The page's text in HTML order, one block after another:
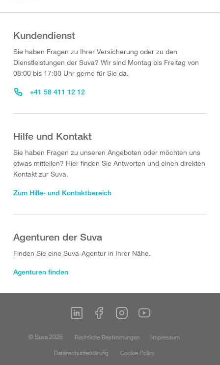
Kundendienst
Sie haben Fragen zu Ihrer Versicherung oder zu den
Dienstleistungen der Suva? Wir sind Montag bis Freitag von
08:00 bis 17:00 Uhr gerne für Sie da.
+41 58 411 12 12
Hilfe und Kontakt
Sie haben Fragen zu unseren Angeboten oder möchten uns
etwas mitteilen? Hier finden Sie Antworten und einen direkten
Kontakt zur Suva.
Zum Hilfe- und Kontaktbereich
Agenturen der Suva
Finden Sie eine Suva-Agentur in Ihrer Nähe.
Agenturen finden
© Suva 2026 Rechtliche Bestimmungen
Impressum
Datenschutzerklärung
Cookie Policy